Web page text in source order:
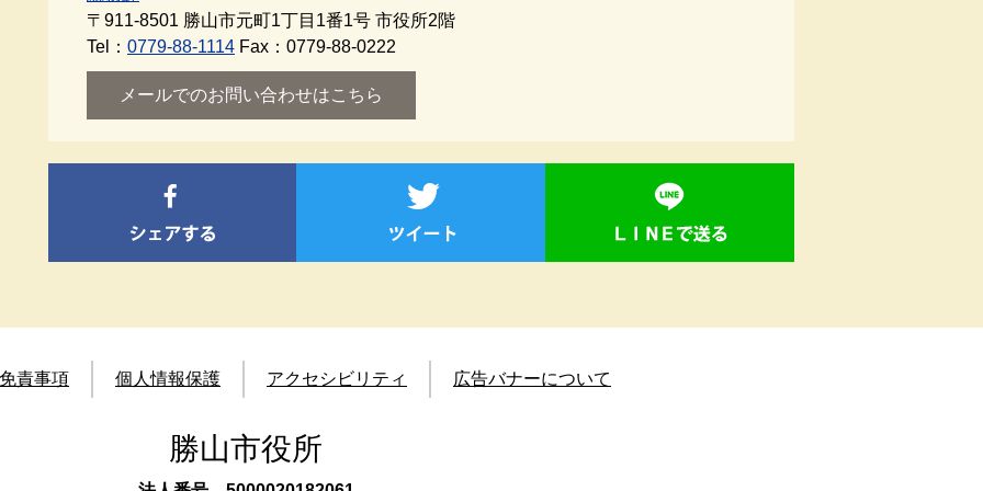
〒911-8501 勝山市元町1丁目1番1号 市役所2階
Tel： 0779-88-1114 Fax：0779-88-0222
メールでのお問い合わせはこちら
責事項 個人情報保護 アクセシビリティ 広告バナーについて
勝山市役所